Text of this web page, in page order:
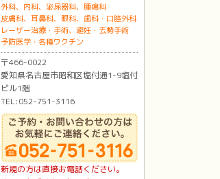
外科、内科、泌尿器科、腫瘍科
皮膚科、耳鼻科、眼科、歯科・口腔外科
レーザー治療・手術、避妊・去勢手術
予防医学・各種ワクチン
〒466-0022
愛知県名古屋市昭和区塩付通1-9塩付
ビル1階
TEL:052-751-3116
新規の方は直接お電話ください。